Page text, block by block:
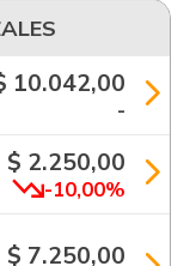
10.042,00
-
$ 2.250,00
-10,00%
$ 7.250,00